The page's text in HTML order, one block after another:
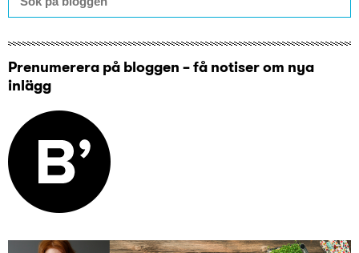
Prenumerera på bloggen – få notiser om nya
inlägg